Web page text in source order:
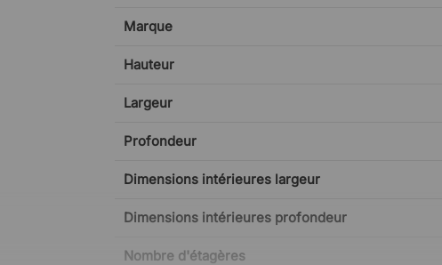
Marque
Hauteur
Largeur
Profondeur
Dimensions intérieures largeur
Dimensions intérieures profondeur
Nombre d'étagères